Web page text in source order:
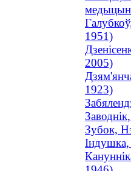
1951)
2005)
1923)
Зубок,
Індушка,